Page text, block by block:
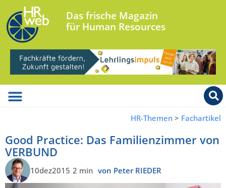
Das frische Magazin
für Human Resources
HR-Themen > Fachartikel
Good Practice: Das Familienzimmer von
VERBUND
10dez2015 2 min von Peter RIEDER